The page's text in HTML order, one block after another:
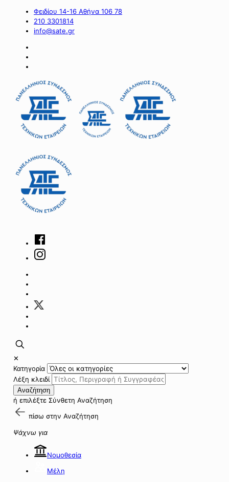
Φειδίου 14-16 Αθήνα 106 78
210 3301814
info@sate.gr
✕
Κατηγορία
Λέξη κλειδί
Αναζήτηση
ή επιλέξτε Σύνθετη Αναζήτηση
πίσω στην Αναζήτηση
Ψάχνω για
Νομοθεσία
Μέλη